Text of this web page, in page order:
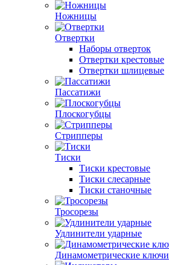
Ножницы
Отвертки
Наборы отверток
Отвертки крестовые
Отвертки шлицевые
Пассатижи
Плоскогубцы
Стрипперы
Тиски
Тиски крестовые
Тиски слесарные
Тиски станочные
Тросорезы
Удлинители ударные
Динамометрические ключи